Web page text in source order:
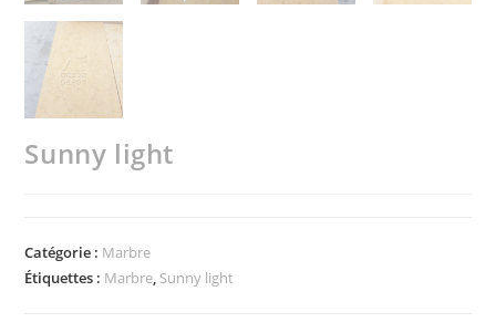
Sunny light
Catégorie : Marbre
Étiquettes : Marbre, Sunny light